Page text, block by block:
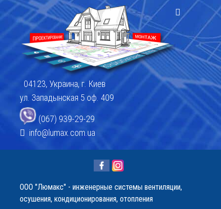
04123, Украина, г. Киев
ул. Западынская 5 оф. 409
(067) 939-29-29
info@lumax.com.ua
OOO "Люмакс" - инженерные системы вентиляции,
осушения, кондиционирования, отопления